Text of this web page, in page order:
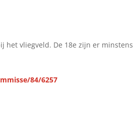
het vliegveld. De 18e zijn er minstens
84/6257